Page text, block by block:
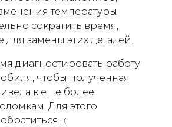
температуры
сократить время,
замены этих деталей.
диагностировать работу
чтобы полученная
к еще более
Для этого
к